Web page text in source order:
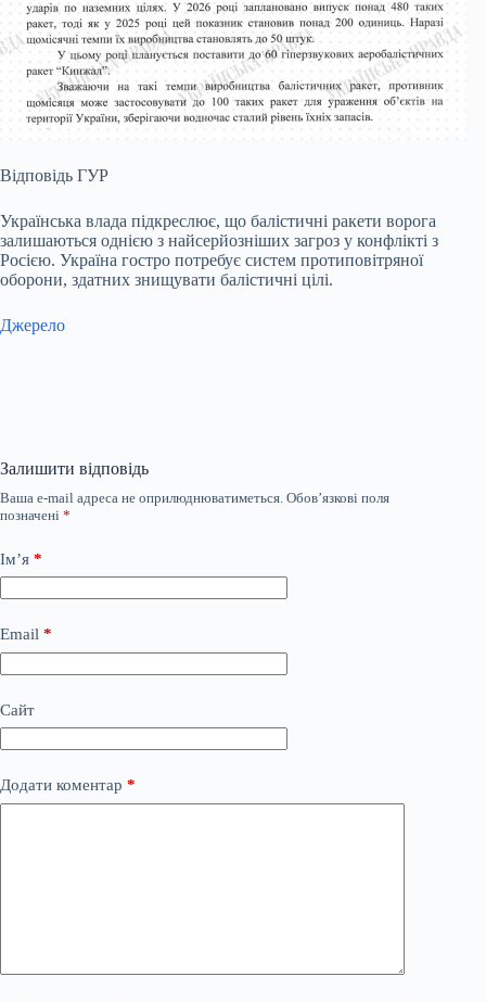
Відповідь ГУР
Українська влада підкреслює, що балістичні ракети ворога
залишаються однією з найсерйозніших загроз у конфлікті з
Росією. Україна гостро потребує систем протиповітряної
оборони, здатних знищувати балістичні цілі.
Джерело
Залишити відповідь
Ваша e-mail адреса не оприлюднюватиметься. Обов’язкові поля
позначені *
Ім’я *
Email *
Сайт
Додати коментар *